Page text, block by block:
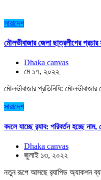
সারাদেশ
মৌলভীবাজার জেলা ছাত্রলীগের
Dhaka canvas
মে ১৭, ২০২২
মৌলভীবাজার প্রতিনিধি:
সারাদেশ
বদলে যাচ্ছে র‌্যাব: পরিবর্তন হচ্ছে
Dhaka canvas
জুলাই ১৩, ২০২২
নতুন রূপে আসছে র‌্যাপিড অ্যাকশন